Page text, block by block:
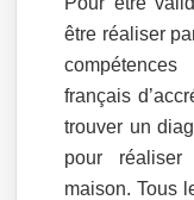
être réaliser
français
trouver un
pour réaliser
maison. Tous